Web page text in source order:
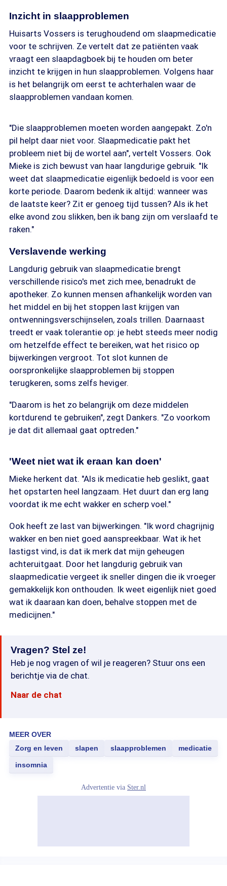
Inzicht in slaapproblemen
Huisarts Vossers is terughoudend om slaapmedicatie
voor te schrijven. Ze vertelt dat ze patiënten vaak
vraagt een slaapdagboek bij te houden om beter
inzicht te krijgen in hun slaapproblemen. Volgens haar
is het belangrijk om eerst te achterhalen waar de
slaapproblemen vandaan komen.
"Die slaapproblemen moeten worden aangepakt. Zo'n
pil helpt daar niet voor. Slaapmedicatie pakt het
probleem niet bij de wortel aan", vertelt Vossers. Ook
Mieke is zich bewust van haar langdurige gebruik. "Ik
weet dat slaapmedicatie eigenlijk bedoeld is voor een
korte periode. Daarom bedenk ik altijd: wanneer was
de laatste keer? Zit er genoeg tijd tussen? Als ik het
elke avond zou slikken, ben ik bang zijn om verslaafd te
raken."
Verslavende werking
Langdurig gebruik van slaapmedicatie brengt
verschillende risico's met zich mee, benadrukt de
apotheker. Zo kunnen mensen afhankelijk worden van
het middel en bij het stoppen last krijgen van
ontwenningsverschijnselen, zoals trillen. Daarnaast
treedt er vaak tolerantie op: je hebt steeds meer nodig
om hetzelfde effect te bereiken, wat het risico op
bijwerkingen vergroot. Tot slot kunnen de
oorspronkelijke slaapproblemen bij stoppen
terugkeren, soms zelfs heviger.
"Daarom is het zo belangrijk om deze middelen
kortdurend te gebruiken", zegt Dankers. "Zo voorkom
je dat dit allemaal gaat optreden."
'Weet niet wat ik eraan kan doen'
Mieke herkent dat. "Als ik medicatie heb geslikt, gaat
het opstarten heel langzaam. Het duurt dan erg lang
voordat ik me echt wakker en scherp voel."
Ook heeft ze last van bijwerkingen. "Ik word chagrijnig
wakker en ben niet goed aanspreekbaar. Wat ik het
lastigst vind, is dat ik merk dat mijn geheugen
achteruitgaat. Door het langdurig gebruik van
slaapmedicatie vergeet ik sneller dingen die ik vroeger
gemakkelijk kon onthouden. Ik weet eigenlijk niet goed
wat ik daaraan kan doen, behalve stoppen met de
medicijnen."
Vragen? Stel ze!
Heb je nog vragen of wil je reageren? Stuur ons een
berichtje via de chat.
Naar de chat
MEER OVER
Zorg en leven
slapen slaapproblemen medicatie
insomnia
Advertentie via Ster.nl